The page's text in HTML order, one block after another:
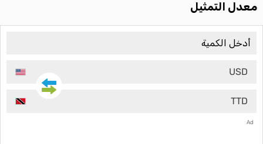
معدل التمثيل
USD
TTD
Ad